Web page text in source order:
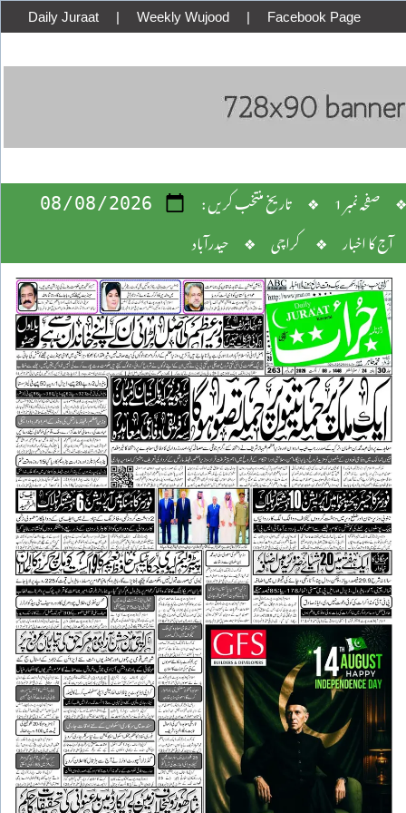
Daily Juraat | Weekly Wujood | Facebook Page
: تاریخ منتخب کریں ❖ صفحہ نمبر 1 ❖
حیدرآباد ❖ کراچی ❖ آج کا اخبار